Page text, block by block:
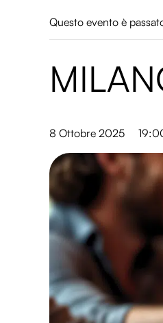
Questo evento è
8 Ottobre 2025